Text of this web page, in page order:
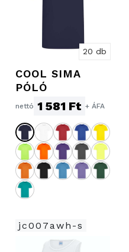
20 db
COOL SIMA
PÓLÓ
nettó 1 581 Ft + ÁFA
jc007awh-s